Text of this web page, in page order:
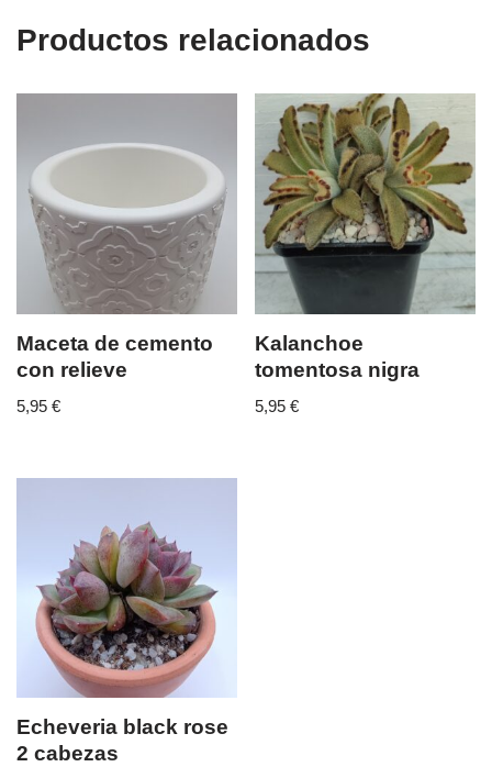
Productos relacionados
Maceta de cemento
con relieve
5,95 €
Kalanchoe
tomentosa nigra
5,95€
Echeveria black rose
2 cabezas